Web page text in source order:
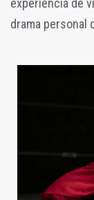
experiencia de
drama personal